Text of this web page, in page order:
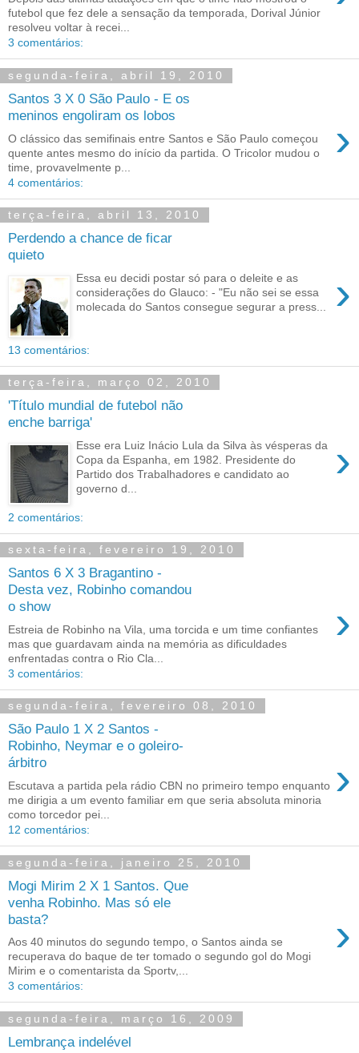
futebol que fez dele a sensação da temporada, Dorival Júnior
resolveu voltar à recei...
3 comentários:
segunda-feira, abril 19, 2010
Santos 3 X 0 São Paulo - E os
meninos engoliram os lobos
›
O clássico das semifinais entre Santos e São Paulo começou
quente antes mesmo do início da partida. O Tricolor mudou o
time, provavelmente p...
4 comentários:
terça-feira, abril 13, 2010
Perdendo a chance de ficar
quieto
›
Essa eu decidi postar só para o deleite e as
considerações do Glauco: - "Eu não sei se essa
molecada do Santos consegue segurar a press...
13 comentários:
terça-feira, março 02, 2010
'Título mundial de futebol não
enche barriga'
›
Esse era Luiz Inácio Lula da Silva às vésperas da
Copa da Espanha, em 1982. Presidente do
Partido dos Trabalhadores e candidato ao
governo d...
2 comentários:
sexta-feira, fevereiro 19, 2010
Santos 6 X 3 Bragantino -
Desta vez, Robinho comandou
o show
›
Estreia de Robinho na Vila, uma torcida e um time confiantes
mas que guardavam ainda na memória as dificuldades
enfrentadas contra o Rio Cla...
3 comentários:
segunda-feira, fevereiro 08, 2010
São Paulo 1 X 2 Santos -
Robinho, Neymar e o goleiro-
árbitro
›
Escutava a partida pela rádio CBN no primeiro tempo enquanto
me dirigia a um evento familiar em que seria absoluta minoria
como torcedor pei...
12 comentários:
segunda-feira, janeiro 25, 2010
Mogi Mirim 2 X 1 Santos. Que
venha Robinho. Mas só ele
basta?
›
Aos 40 minutos do segundo tempo, o Santos ainda se
recuperava do baque de ter tomado o segundo gol do Mogi
Mirim e o comentarista da Sportv,...
3 comentários:
segunda-feira, março 16, 2009
Lembrança indelével